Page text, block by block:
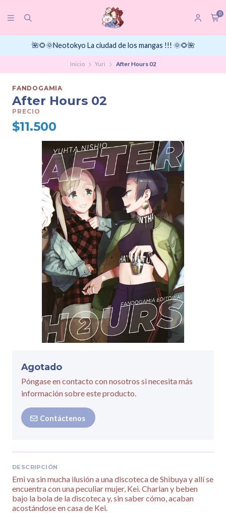
0
🌺🌻🌞Neotokyo La ciudad de los mangas !!! 🌞🌻🌺
Inicio Yuri After Hours 02
FANDOGAMIA
After Hours 02
PRECIO
$11.500
Agotado
Póngase en contacto con nosotros si necesita más
información sobre este producto.
Contáctenos
DESCRIPCIÓN
Emi va sin mucha ilusión a una discoteca de Shibuya y allí se
encuentra con una peculiar mujer, Kei. Charlan y beben
bajo la bola de la discoteca y, sin saber cómo, acaban
acostándose en casa de Kei.